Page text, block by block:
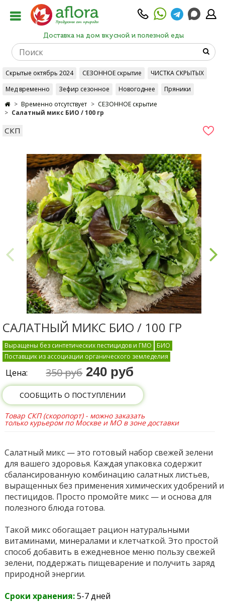
Доставка на дом вкусной и полезной еды
Скрытые октябрь 2024 СЕЗОННОЕ скрытие
ЧИСТКА СКРЫТЫХ
Мед временно
Зефир сезонное Новогоднее
Пряники
Временно отсутствует
СЕЗОННОЕ скрытие
Салатный микс БИО / 100 гр
СКП
САЛАТНЫЙ МИКС БИО / 100 ГР
Выращены без синтетических пестицидов и ГМО
БИО
Поставщик из ассоциации органического земледелия
Цена: 350 руб 240 руб
СООБЩИТЬ О ПОСТУПЛЕНИИ
Товар СКП (скоропорт) - можно заказать
только курьером по Москве и МО в зоне доставки
Салатный микс — это готовый набор свежей зелени
для вашего здоровья. Каждая упаковка содержит
сбалансированную комбинацию салатных листьев,
выращенных без применения химических удобрений и
пестицидов. Просто промойте микс — и основа для
полезного блюда готова.
Такой микс обогащает рацион натуральными
витаминами, минералами и клетчаткой. Это простой
способ добавить в ежедневное меню пользу свежей
зелени, поддержать пищеварение и получить заряд
природной энергии.
Сроки хранения:5-7 дней